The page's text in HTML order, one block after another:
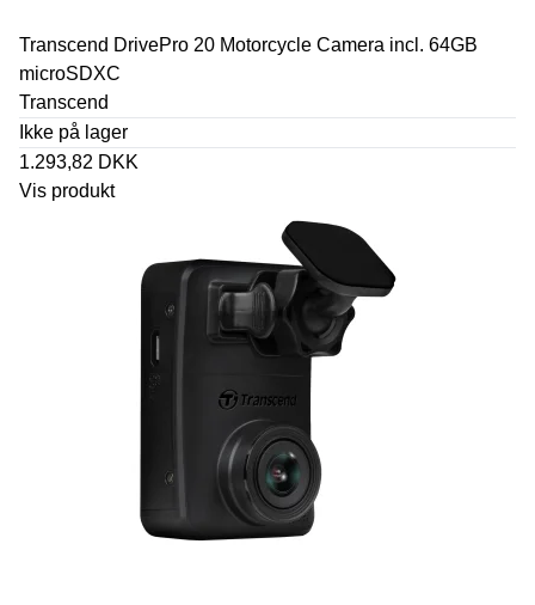
Transcend DrivePro 20 Motorcycle Camera incl. 64GB
microSDXC
Transcend
Ikke på lager
1.293,82 DKK
Vis produkt